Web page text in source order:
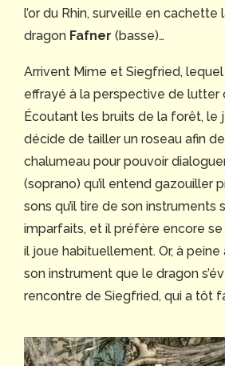
l’or du Rhin, surveille en
dragon Fafner (basse)…
Arrivent Mime et Siegfried, lequel
effrayé à la perspective de lutter
Écoutant les bruits de la forêt, le
décide de tailler un roseau afin
chalumeau pour pouvoir
(soprano) qu’il entend gazouiller
sons qu’il tire de son instruments
imparfaits, et il préfère encore se
il joue habituellement. Or, à
son instrument que le dragon
rencontre de Siegfried, qui a tôt